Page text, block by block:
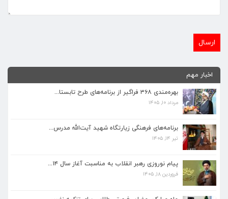
اخبار مهم
بهره‌مندی ۳۶۸ فراگیر از برنامه‌های طرح تابستا...
مرداد ۱۰, ۱۴۰۵
برنامه‌های فرهنگی زیارتگاه شهید آیت‌الله مدرس...
تیر ۱۴, ۱۴۰۵
پیام نوروزی رهبر انقلاب به مناسبت آغاز سال ۱۴...
فروردین ۱۸, ۱۴۰۵
برنامه‌های فرهنگی زیارتگاه شهید آیت‌الله مدرس...
پیام نوروزی رهبر انقلاب به مناسبت آغاز سال ۱۴...
ماه مبارک رمضان، فرصتی طلایی برای تزکیه نفس، ...
اسفند ۵, ۱۴۰۴